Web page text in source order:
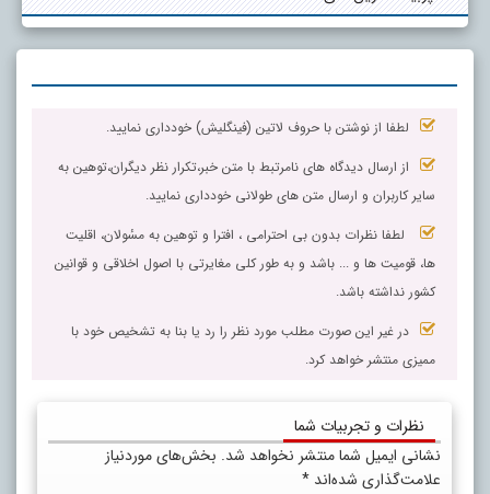
لطفا از نوشتن با حروف لاتین (فینگلیش) خودداری نمایید.
از ارسال دیدگاه های نامرتبط با متن خبر،تکرار نظر دیگران،توهین به
سایر کاربران و ارسال متن های طولانی خودداری نمایید.
لطفا نظرات بدون بی احترامی ، افترا و توهین به مسٔولان، اقلیت
ها، قومیت ها و ... باشد و به طور کلی مغایرتی با اصول اخلاقی و قوانین
کشور نداشته باشد.
در غیر این صورت مطلب مورد نظر را رد یا بنا به تشخیص خود با
ممیزی منتشر خواهد کرد.
نظرات و تجربیات شما
نشانی ایمیل شما منتشر نخواهد شد. بخش‌های موردنیاز
علامت‌گذاری شده‌اند *